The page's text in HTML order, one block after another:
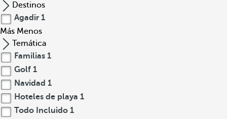
Destinos
Agadir 1
Más Menos
Temática
Familias 1
Golf 1
Navidad 1
Hoteles de playa 1
Todo Incluido 1